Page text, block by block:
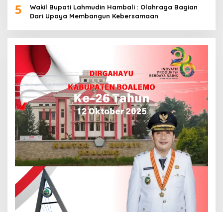
5
Wakil Bupati Lahmudin Hambali : Olahraga Bagian
Dari Upaya Membangun Kebersamaan